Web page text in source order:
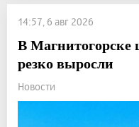
14:57, 6 авг 2026
В Магнитогорске
резко выросли
Новости